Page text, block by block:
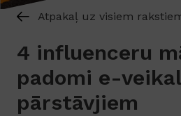
Atpakaļ uz visiem
4 influenceru
padomi e-
pārstāvjiem